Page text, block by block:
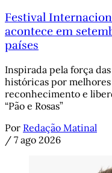
Festival
acontece em
países
Inspirada pela força
históricas por
reconhecimento e
“Pão e Rosas”
Por Redação Matinal
/ 7 ago 2026